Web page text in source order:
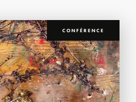
CONFÉRENCE